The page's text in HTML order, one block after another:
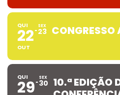
QUI
22
OUT
SEX
23 CONGRESSO
QUI
29 SEX
30 10.ª EDIÇÃO